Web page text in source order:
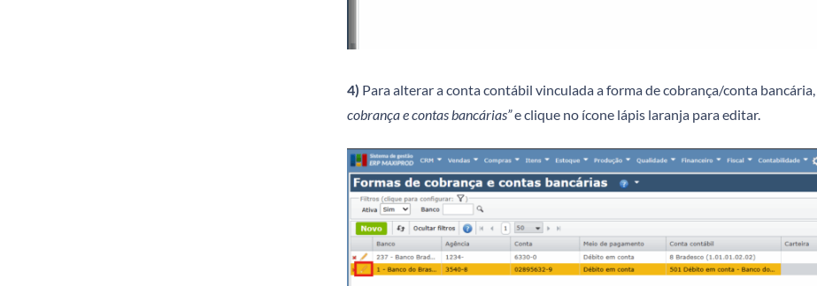
4) Para alterar a conta contábil vinculada a forma de cobrança/conta bancária,
cobrança e contas bancárias”e clique no ícone lápis laranja para editar.